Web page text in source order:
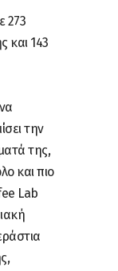
273
και 143
την
της,
και πιο
Lab